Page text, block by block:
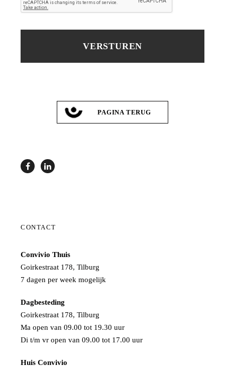
PAGINA TERUG
CONTACT
Convivio Thuis
Goirkestraat 178, Tilburg
7 dagen per week mogelijk
Dagbesteding
Goirkestraat 178, Tilburg
Ma open van 09.00 tot 19.30 uur
Di t/m vr open van 09.00 tot 17.00 uur
Huis Convivio